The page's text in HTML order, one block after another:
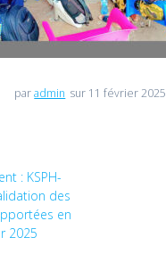
paradmin sur 11 février 2025
: Article
précédent
:
KSPH-
des
en
2025